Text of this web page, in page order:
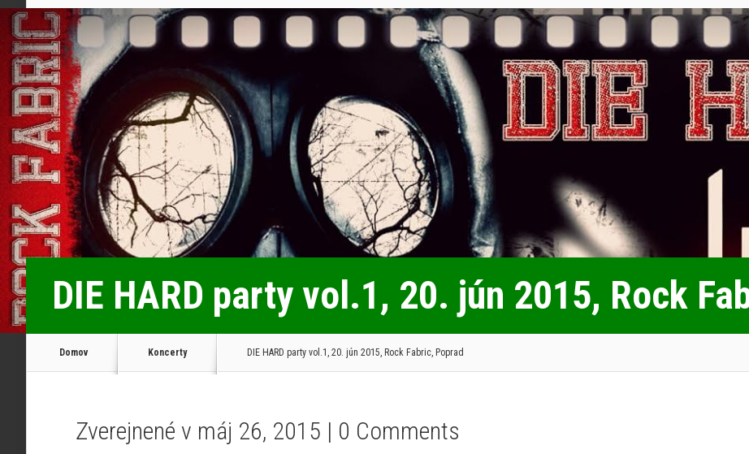
DIE HARD party vol.1, 20. jún 2015, Rock
Domov Koncerty DIE HARD party vol.1, 20. jún 2015, Rock Fabric, Poprad
Zverejnené v máj 26, 2015 | 0 Comments